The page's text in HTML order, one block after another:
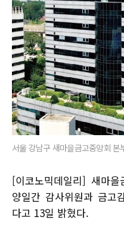
서울 강남구 새마을금고중앙회
[이코노믹데일리] 새마
양일간 감사위원과 금고
다고 13일 밝혔다.